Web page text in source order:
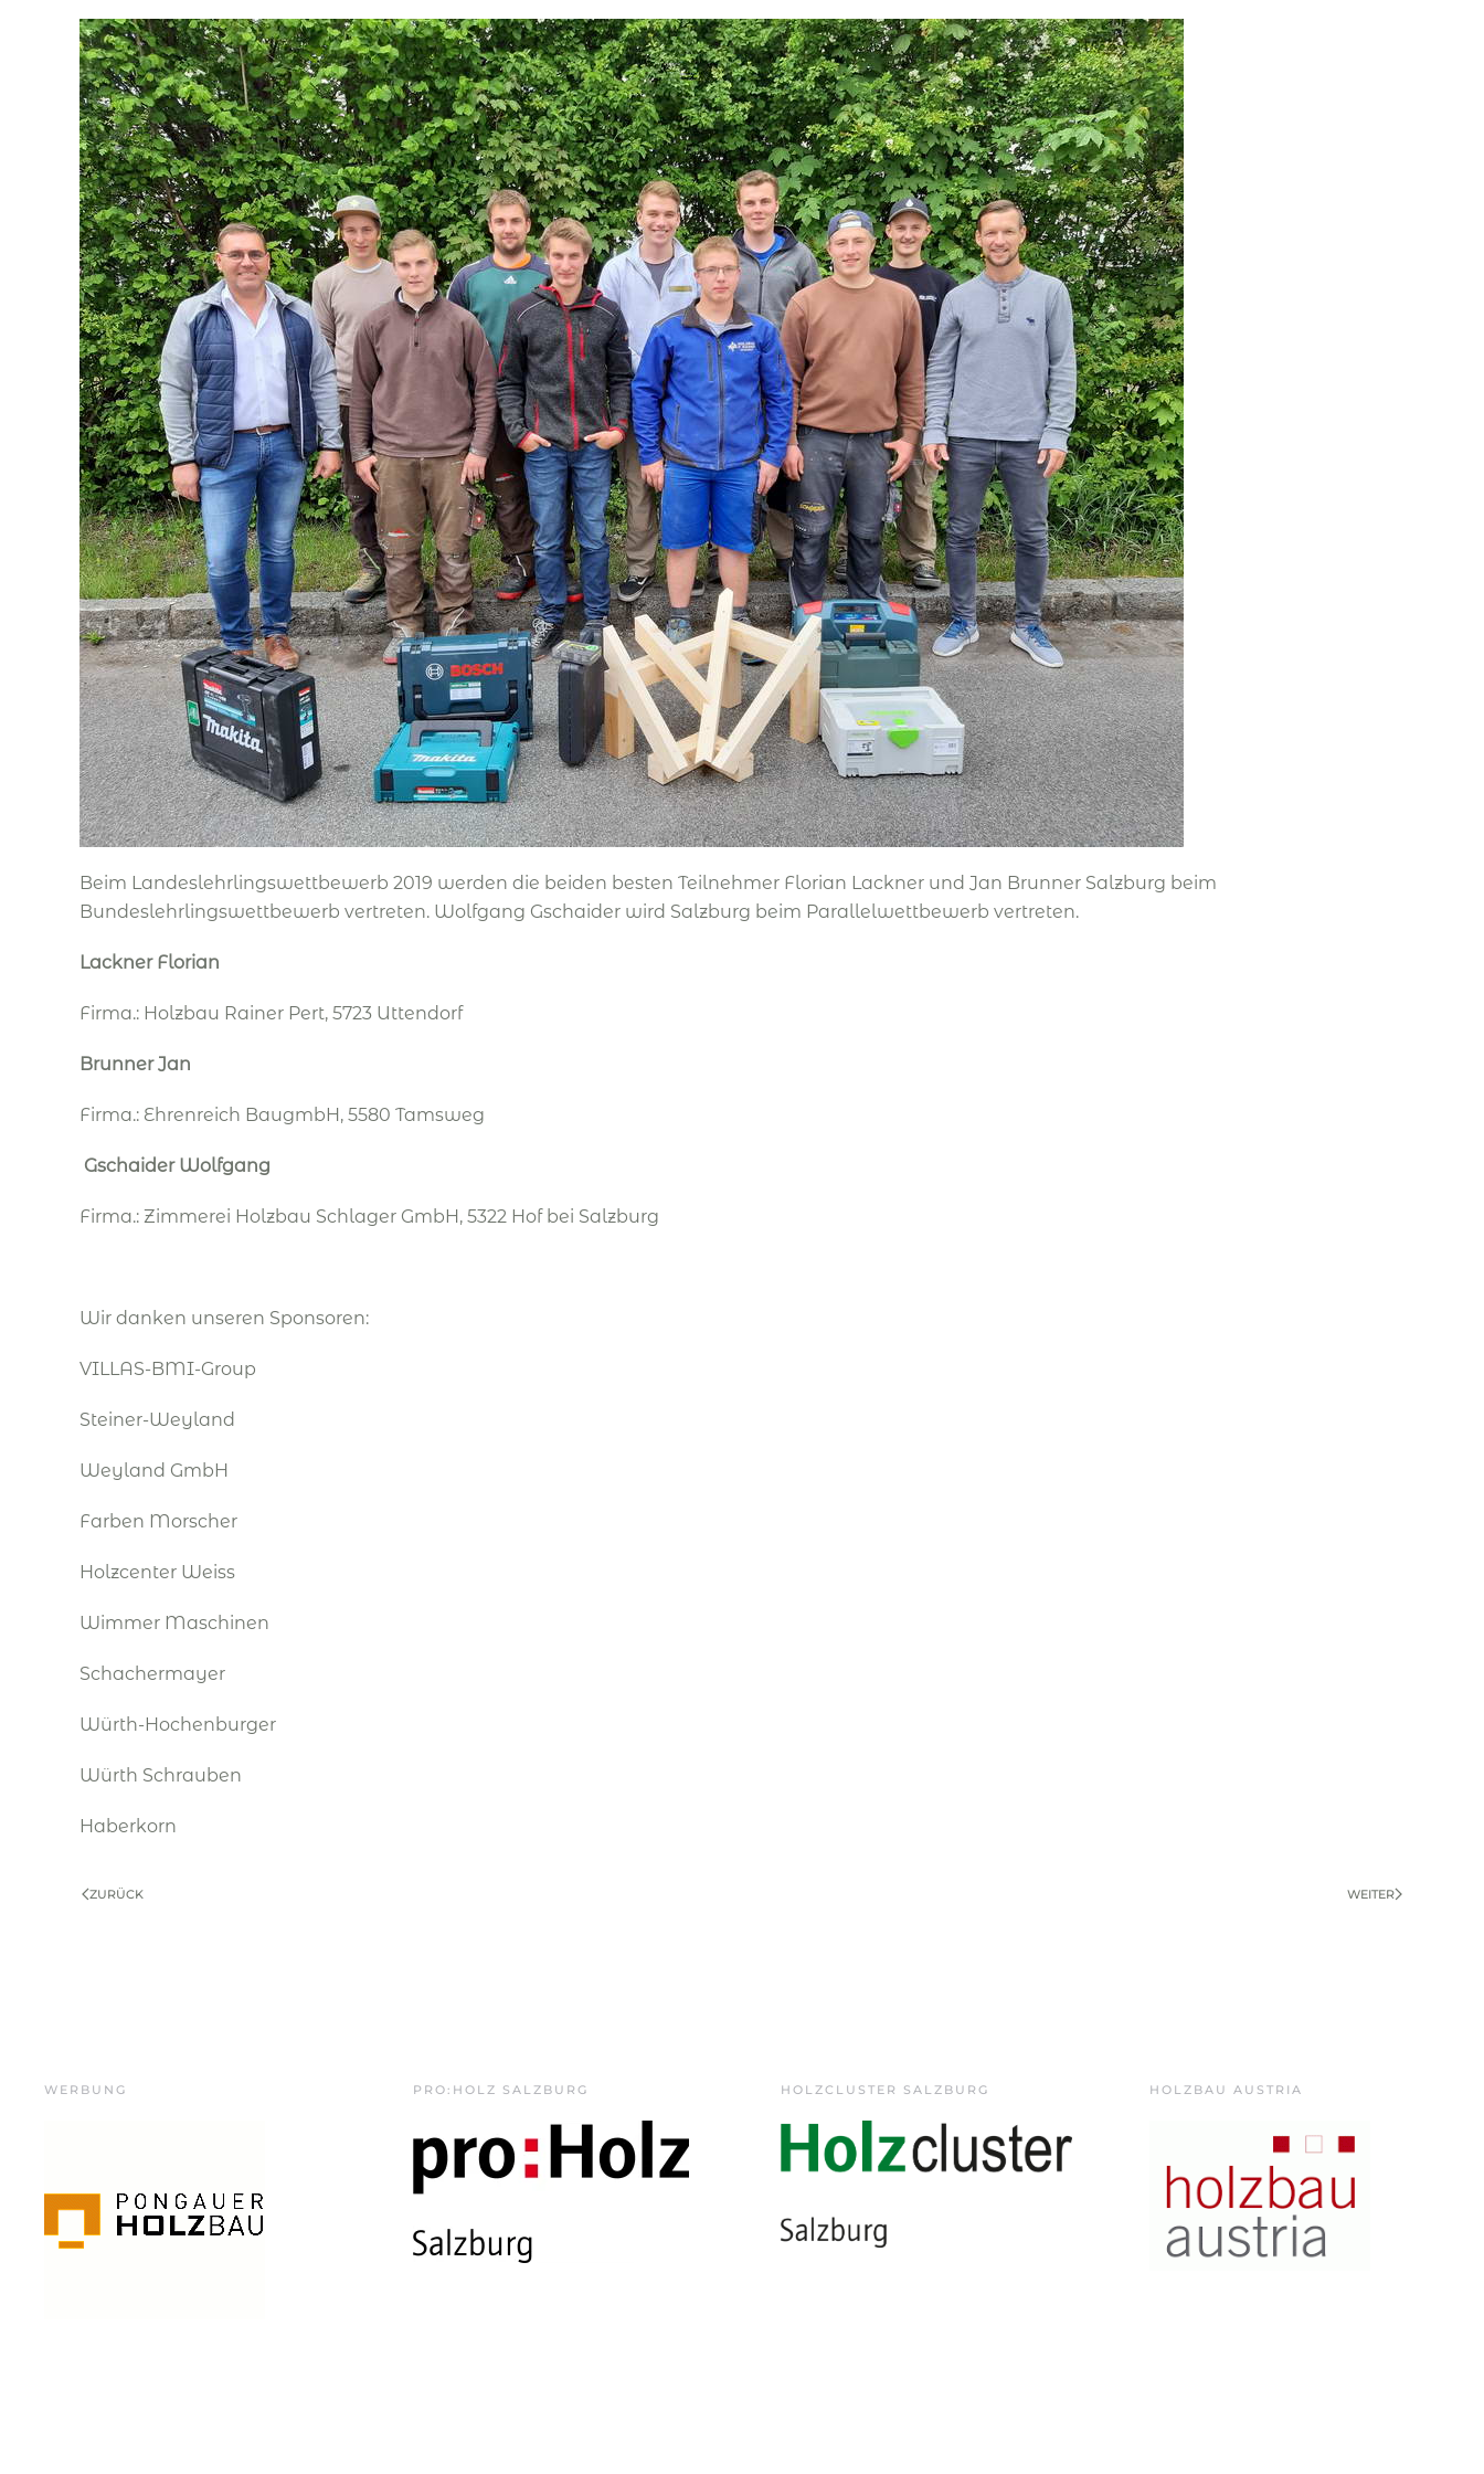
Beim Landeslehrlingswettbewerb 2019 werden die beiden besten Teilnehmer Florian Lackner und Jan Brunner Salzburg beim
Bundeslehrlingswettbewerb vertreten. Wolfgang Gschaider wird Salzburg beim Parallelwettbewerb vertreten.
Lackner Florian
Firma.: Holzbau Rainer Pert, 5723 Uttendorf
Brunner Jan
Firma.: Ehrenreich BaugmbH, 5580 Tamsweg
Gschaider Wolfgang
Firma.: Zimmerei Holzbau Schlager GmbH, 5322 Hof bei Salzburg
Wir danken unseren Sponsoren:
VILLAS-BMI-Group
Steiner-Weyland
Weyland GmbH
Farben Morscher
Holzcenter Weiss
Wimmer Maschinen
Schachermayer
Würth-Hochenburger
Würth Schrauben
Haberkorn
ZURÜCK WEITER
WERBUNG PRO:HOLZ SALZBURG HOLZCLUSTER SALZBURG HOLZBAU AUSTRIA